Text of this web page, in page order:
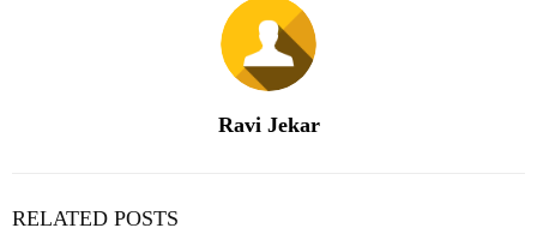
Ravi Jekar
RELATED POSTS